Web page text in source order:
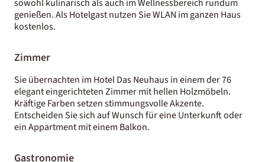
sowohl kulinarisch als auch im Wellnessbereich rundum
genießen. Als Hotelgast nutzen Sie WLAN im ganzen Haus
kostenlos.
Zimmer
Sie übernachten im Hotel Das Neuhaus in einem der 76
elegant eingerichteten Zimmer mit hellen Holzmöbeln.
Kräftige Farben setzen stimmungsvolle Akzente.
Entscheiden Sie sich auf Wunsch für eine Unterkunft oder
ein Appartment mit einem Balkon.
Gastronomie